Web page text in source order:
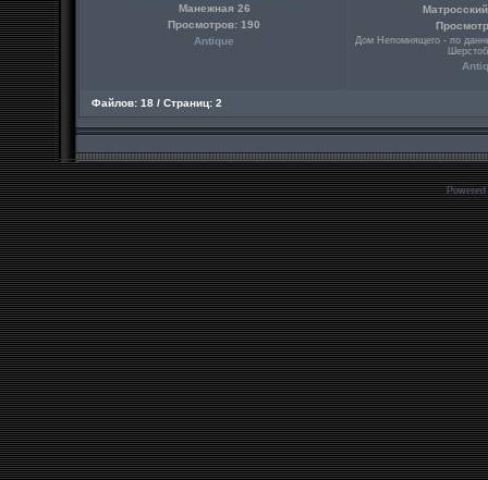
Манежная 26
Просмотров: 190
Antique
Дом Непомнящего - по
Файлов: 18 / Страниц: 2